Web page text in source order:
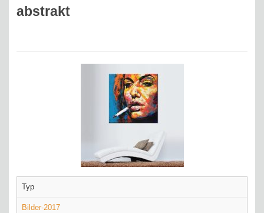
abstrakt
Typ
Bilder-2017